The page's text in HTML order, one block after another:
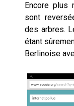
Encore plus
sont
des arbres.
étant
Berlinoise